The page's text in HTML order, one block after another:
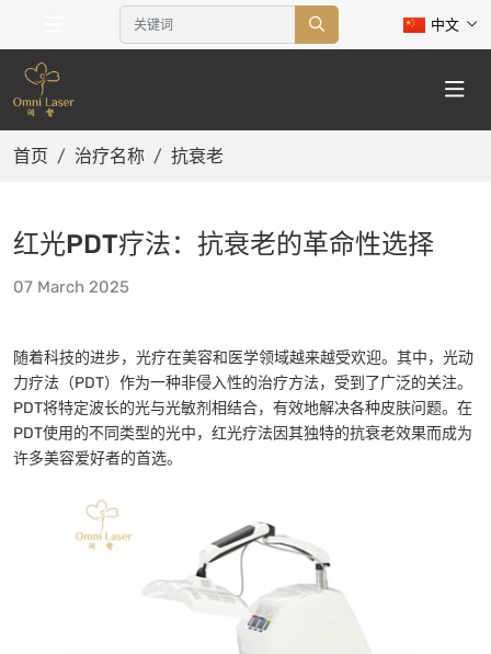
中文
首页 治疗名称 抗衰老
红光PDT疗法：抗衰老的革命性选择
07 March 2025
随着科技的进步，光疗在美容和医学领域越来越受欢迎。其中，光动
力疗法（PDT）作为一种非侵入性的治疗方法，受到了广泛的关注。
PDT将特定波长的光与光敏剂相结合，有效地解决各种皮肤问题。在
PDT使用的不同类型的光中，红光疗法因其独特的抗衰老效果而成为
许多美容爱好者的首选。